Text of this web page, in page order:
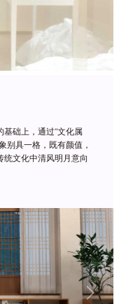
础上，通过“文化属
别具一格，既有颜值，
文化中清风明月意向
Next